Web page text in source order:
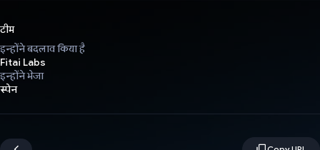
टीम
इन्होंने बदलाव किया है
Fitai Labs
इन्होंने भेजा
स्पेन